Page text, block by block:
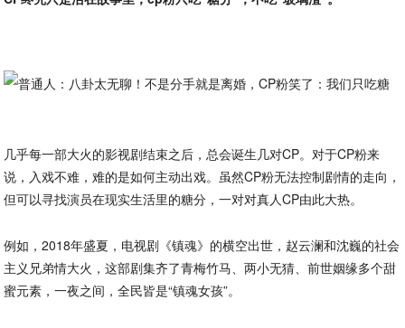
几乎每一部大火的影视剧结束之后，总会诞生几对CP。对于CP粉来
说，入戏不难，难的是如何主动出戏。虽然CP粉无法控制剧情的走向，
但可以寻找演员在现实生活里的糖分，一对对真人CP由此大热。
例如，2018年盛夏，电视剧《镇魂》的横空出世，赵云澜和沈巍的社会
主义兄弟情大火，这部剧集齐了青梅竹马、两小无猜、前世姻缘多个甜
蜜元素，一夜之间，全民皆是“镇魂女孩”。